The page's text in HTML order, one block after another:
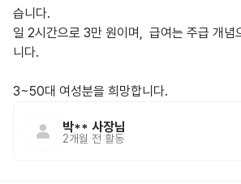
습니다.
일 2시간으로 3만 원이며,  급여는 주급 개
니다.
3~50대 여성분을 희망합니다.
박** 사장님
2개월 전 활동